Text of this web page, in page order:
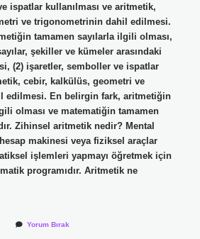
ispatlar kullanılması ve aritmetik,
ve trigonometrinin dahil edilmesi.
tamamen sayılarla ilgili olması,
şekiller ve kümeler arasındaki
(2) işaretler, semboller ve ispatlar
cebir, kalkülüs, geometri ve
edilmesi. En belirgin fark, aritmetiğin
olması ve matematiğin tamamen
Zihinsel aritmetik nedir? Mental
makinesi veya fiziksel araçlar
işlemleri yapmayı öğretmek için
programıdır. Aritmetik ne
Yorum Bırak